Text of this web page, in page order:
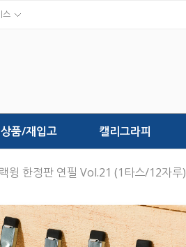
스
품/재입고 캘리그라피
윙 한정판 연필 Vol.21 (1타스/12자루)